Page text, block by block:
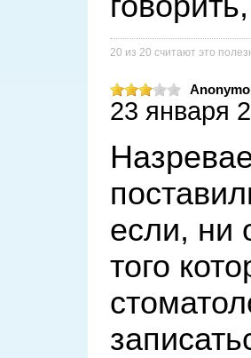
20 из 20 считают это
23 января
если, ни
того